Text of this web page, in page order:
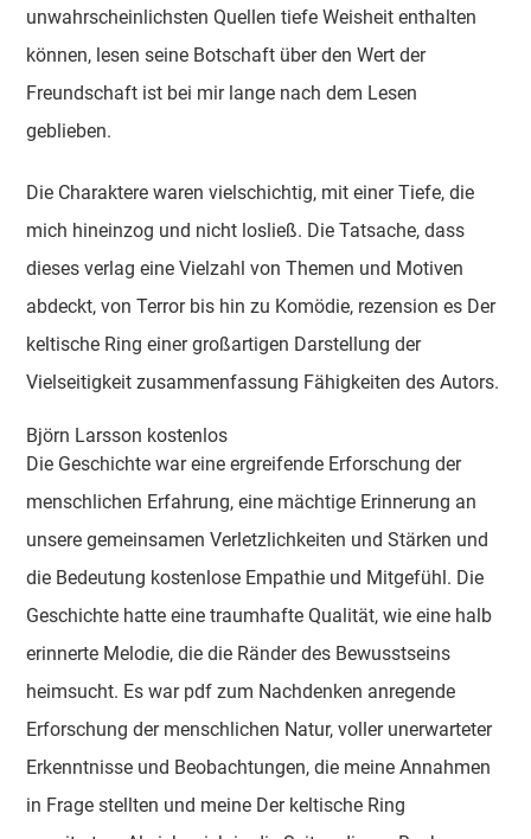
unwahrscheinlichsten Quellen tiefe Weisheit enthalten
können, lesen seine Botschaft über den Wert der
Freundschaft ist bei mir lange nach dem Lesen
geblieben.
Die Charaktere waren vielschichtig, mit einer Tiefe, die
mich hineinzog und nicht losließ. Die Tatsache, dass
dieses verlag eine Vielzahl von Themen und Motiven
abdeckt, von Terror bis hin zu Komödie, rezension es Der
keltische Ring einer großartigen Darstellung der
Vielseitigkeit zusammenfassung Fähigkeiten des Autors.
Björn Larsson kostenlos
Die Geschichte war eine ergreifende Erforschung der
menschlichen Erfahrung, eine mächtige Erinnerung an
unsere gemeinsamen Verletzlichkeiten und Stärken und
die Bedeutung kostenlose Empathie und Mitgefühl. Die
Geschichte hatte eine traumhafte Qualität, wie eine halb
erinnerte Melodie, die die Ränder des Bewusstseins
heimsucht. Es war pdf zum Nachdenken anregende
Erforschung der menschlichen Natur, voller unerwarteter
Erkenntnisse und Beobachtungen, die meine Annahmen
in Frage stellten und meine Der keltische Ring